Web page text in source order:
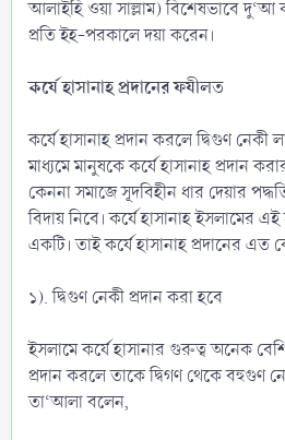
আলাইহি ওয়া সাল্লাম) বিশেষভাবে
প্রতি ইহ-পরকালে দয়া করেন।
কর্যে হাসানাহ প্রদানের ফযীলত
কর্যে হাসানাহ প্রদান করলে দ্বিগুণ
মাধ্যমে মানুষকে কর্যে হাসানাহ প্রদান
কেননা সমাজে সূদবিহীন ধার দেয়ার
বিদায় নিবে। কর্যে হাসানাহ ইসলামের
একটি। তাই কর্যে হাসানাহ প্রদানের এত
১). দ্বিগুণ নেকী প্রদান করা হবে
ইসলামে কর্যে হাসানার গুরুত্ব অনেক
প্রদান করলে তাকে দ্বিগণ থেকে বহুগুণ
তা‘আলা বলেন,